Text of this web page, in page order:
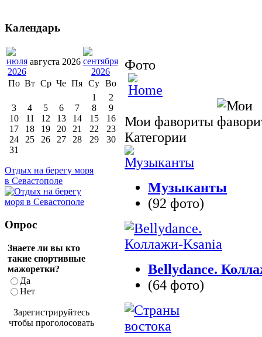
Фото
Мои фавориты
Категории
Музыканты
(92 фото)
Bellydance.
(64 фото)
Календарь
августа 2026
По Вт Ср Че Пя Су Во
1
2
3
4 5 6 7 8
9
10
11 12 13 14 15
16
17
18 19 20 21 22
23
24
25 26 27 28 29
30
31
Отдых на берегу моря
в Севастополе
Опрос
Знаете ли вы кто
такие спортивные
мажоретки?
Да
Нет
Зарегистрируйтесь
чтобы проголосовать